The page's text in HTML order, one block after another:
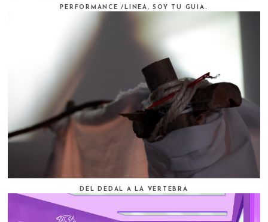
PERFORMANCE /LINEA, SOY TU GUIA.
DEL DEDAL A LA VERTEBRA